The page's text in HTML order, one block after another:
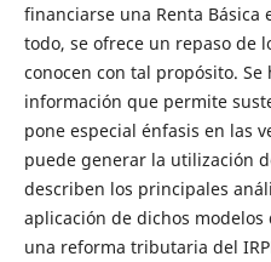
financiarse una Renta Básica
todo, se ofrece un repaso de
conocen con tal propósito.
información que permite
pone especial énfasis en las
puede generar la utilización
describen los principales
aplicación de dichos
una reforma tributaria del